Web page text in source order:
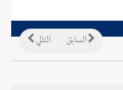
التالي السابق